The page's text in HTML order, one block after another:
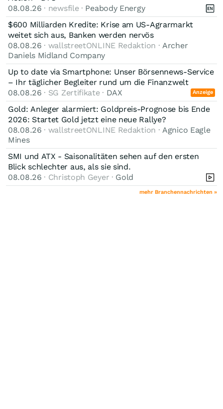
08.08.26 · newsfile · Peabody Energy
$600 Milliarden Kredite: Krise am US-Agrarmarkt
weitet sich aus, Banken werden nervös
08.08.26 · wallstreetONLINE Redaktion · Archer
Daniels Midland Company
Up to date via Smartphone: Unser Börsennews-Service
– Ihr täglicher Begleiter rund um die Finanzwelt
08.08.26 · SG Zertifikate · DAX Anzeige
Gold: Anleger alarmiert: Goldpreis-Prognose bis Ende
2026: Startet Gold jetzt eine neue Rallye?
08.08.26 · wallstreetONLINE Redaktion · Agnico Eagle
Mines
SMI und ATX - Saisonalitäten sehen auf den ersten
Blick schlechter aus, als sie sind.
08.08.26 · Christoph Geyer · Gold
mehr Branchennachrichten »